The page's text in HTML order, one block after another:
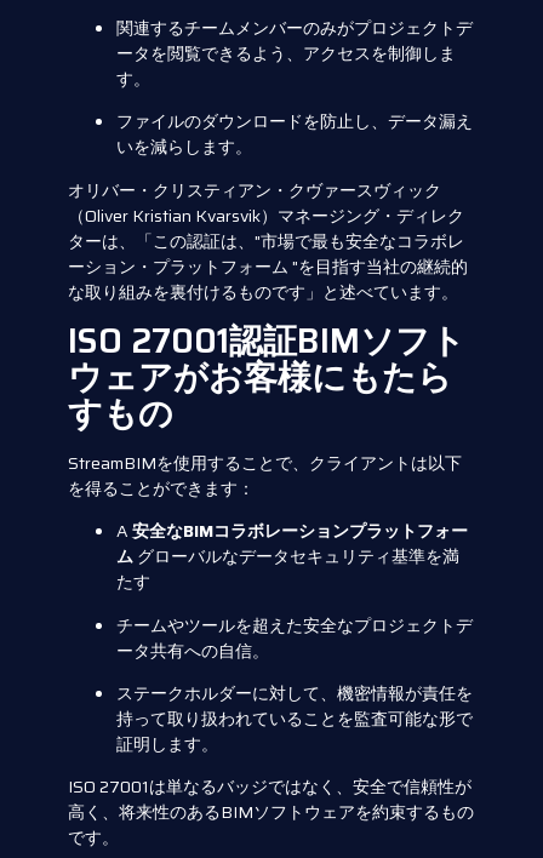
関連するチームメンバーのみがプロジェクトデ
ータを閲覧できるよう、アクセスを制御しま
す。
ファイルのダウンロードを防止し、データ漏え
いを減らします。
オリバー・クリスティアン・クヴァースヴィック
（Oliver Kristian Kvarsvik）マネージング・ディレク
ターは、「この認証は、"市場で最も安全なコラボレ
ーション・プラットフォーム "を目指す当社の継続的
な取り組みを裏付けるものです」と述べています。
ISO 27001認証BIMソフト
ウェアがお客様にもたら
すもの
StreamBIMを使用することで、クライアントは以下
を得ることができます：
A安全なBIMコラボレーションプラットフォー
ムグローバルなデータセキュリティ基準を満
たす
チームやツールを超えた安全なプロジェクトデ
ータ共有への自信。
ステークホルダーに対して、機密情報が責任を
持って取り扱われていることを監査可能な形で
証明します。
ISO 27001は単なるバッジではなく、安全で信頼性が
高く、将来性のあるBIMソフトウェアを約束するもの
です。